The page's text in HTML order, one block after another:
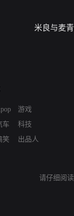
米良与麦青
车
笑
游戏
科技
出品人
请仔细阅读